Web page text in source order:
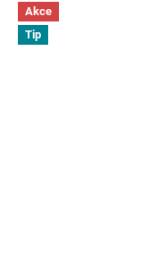
Akce
Tip